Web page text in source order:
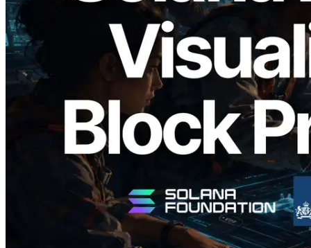
Validators Solutions lanceert Solana
Block Analyzer — blockproductietijd per
slot en de toegewezen validator
gevisualiseerd